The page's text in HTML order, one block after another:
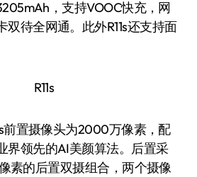
，支持VOOC快充，网
待全网通。此外R11s还支持面
置摄像头为2000万像素，配
界领先的AI美颜算法。后置采
素的后置双摄组合，两个摄像